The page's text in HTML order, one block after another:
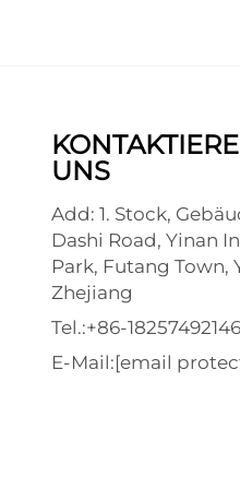
UNS
Add: 1. Stock,
Dashi Road, Yinan
Park, Futang Town,
Zhejiang
Tel.:+86-18257492146
E-Mail:[email